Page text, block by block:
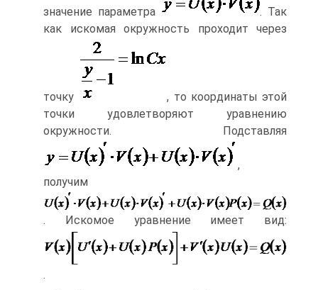
значение параметра
. Так
как искомая окружность проходит через
точку
, то координаты этой
точки удовлетворяют уравнению
окружности. Подставляя
,
получим
. Искомое уравнение имеет вид:
.